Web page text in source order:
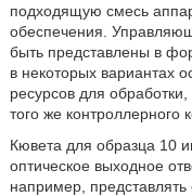
подходящую смесь
обеспечения.
быть представлены в
в некоторых вариантах
ресурсов для
того же контроллерного
Кювета для образца 10
оптическое выходное
например,